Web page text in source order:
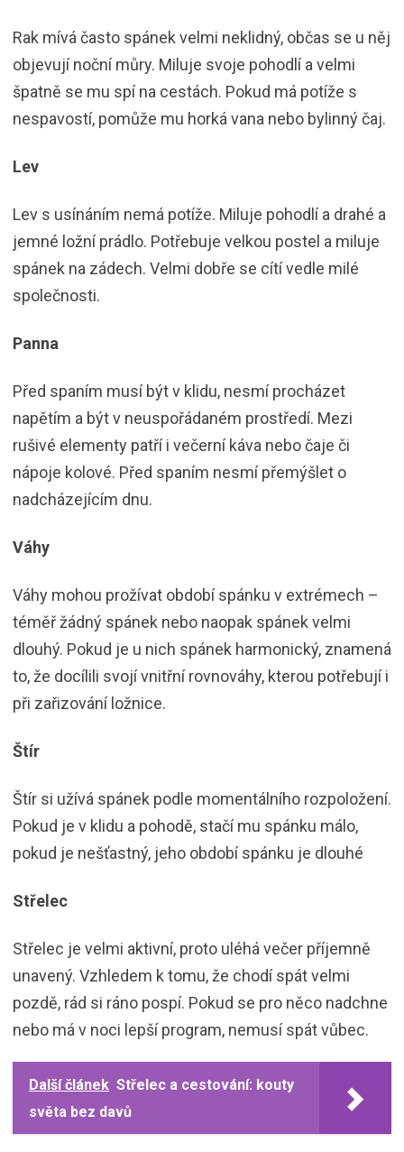
Rak mívá často spánek velmi neklidný, občas se u něj
objevují noční můry. Miluje svoje pohodlí a velmi
špatně se mu spí na cestách. Pokud má potíže s
nespavostí, pomůže mu horká vana nebo bylinný čaj.
Lev
Lev s usínáním nemá potíže. Miluje pohodlí a drahé a
jemné ložní prádlo. Potřebuje velkou postel a miluje
spánek na zádech. Velmi dobře se cítí vedle milé
společnosti.
Panna
Před spaním musí být v klidu, nesmí procházet
napětím a být v neuspořádaném prostředí. Mezi
rušivé elementy patří i večerní káva nebo čaje či
nápoje kolové. Před spaním nesmí přemýšlet o
nadcházejícím dnu.
Váhy
Váhy mohou prožívat období spánku v extrémech –
téměř žádný spánek nebo naopak spánek velmi
dlouhý. Pokud je u nich spánek harmonický, znamená
to, že docílili svojí vnitřní rovnováhy, kterou potřebují i
při zařizování ložnice.
Štír
Štír si užívá spánek podle momentálního rozpoložení.
Pokud je v klidu a pohodě, stačí mu spánku málo,
pokud je nešťastný, jeho období spánku je dlouhé
Střelec
Střelec je velmi aktivní, proto uléhá večer příjemně
unavený. Vzhledem k tomu, že chodí spát velmi
pozdě, rád si ráno pospí. Pokud se pro něco nadchne
nebo má v noci lepší program, nemusí spát vůbec.
Další článek Střelec a cestování: kouty
světa bez davů